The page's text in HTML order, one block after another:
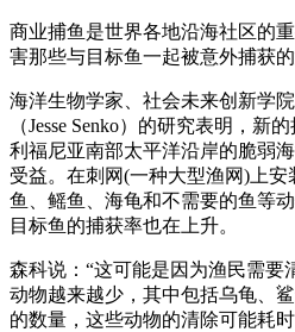
商业捕鱼是世界各地沿海社区的
害那些与目标鱼一起被意外捕获的
海洋生物学家、社会未来创新学
（Jesse Senko）的研究表明，新
利福尼亚南部太平洋沿岸的脆弱
受益。在刺网(一种大型渔网)上
鱼、鳐鱼、海龟和不需要的鱼等
目标鱼的捕获率也在上升。
森科说：“这可能是因为渔民需要
动物越来越少，其中包括乌龟、
的数量，这些动物的清除可能耗